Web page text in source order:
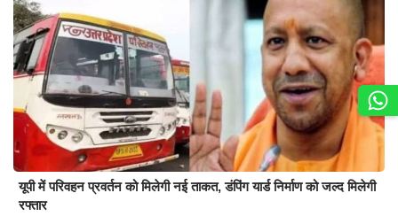
यूपी में परिवहन प्रवर्तन को मिलेगी नई ताकत, डंपिंग यार्ड निर्माण को जल्द मिलेगी
रफ्तार